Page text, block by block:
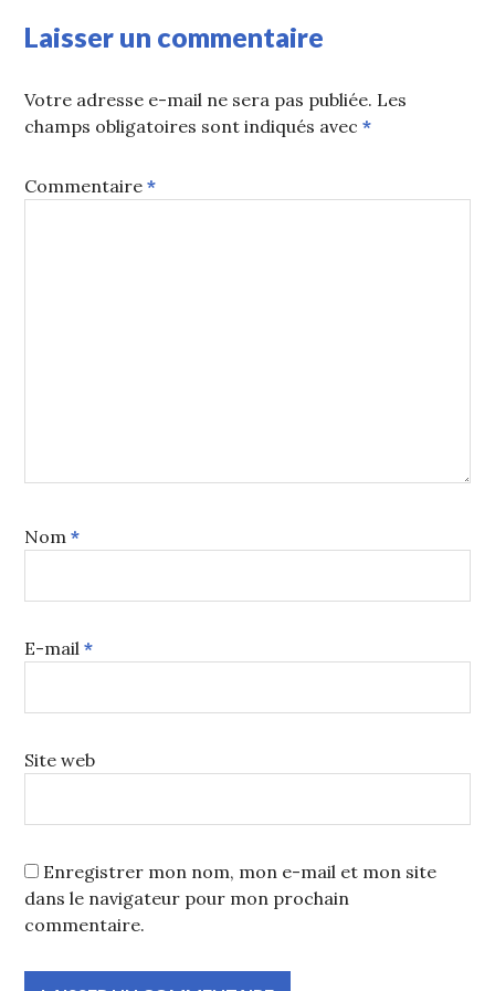
Laisser un commentaire
Votre adresse e-mail ne sera pas publiée. Les
champs obligatoires sont indiqués avec*
Commentaire*
Nom*
E-mail*
Site web
Enregistrer mon nom, mon e-mail et mon site
dans le navigateur pour mon prochain
commentaire.